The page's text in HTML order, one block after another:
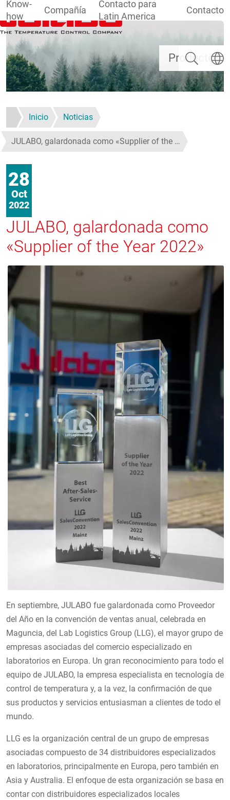
Pasar al contenido principal
Productos
Know-
how
Compañía
Contacto para
Latin America
Contacto
Buscar
Inicio Noticias
JULABO, galardonada como «Supplier of the …
28
Oct
2022
JULABO, galardonada como
«Supplier of the Year 2022»
En septiembre, JULABO fue galardonada como Proveedor
del Año en la convención de ventas anual, celebrada en
Maguncia, del Lab Logistics Group (LLG), el mayor grupo de
empresas asociadas del comercio especializado en
laboratorios en Europa. Un gran reconocimiento para todo el
equipo de JULABO, la empresa especialista en tecnología de
control de temperatura y, a la vez, la confirmación de que
sus productos y servicios entusiasman a clientes de todo el
mundo.
LLG es la organización central de un grupo de empresas
asociadas compuesto de 34 distribuidores especializados
en laboratorios, principalmente en Europa, pero también en
Asia y Australia. El enfoque de esta organización se basa en
contar con distribuidores especializados locales